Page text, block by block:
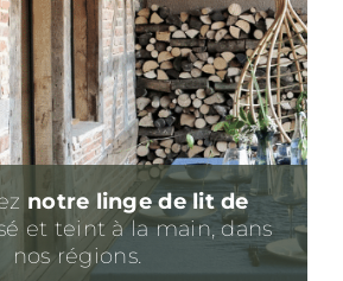
notre linge de lit de
et teint à la main, dans
nos régions.